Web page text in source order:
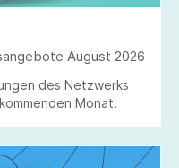
August 2026
des Netzwerks
Monat.